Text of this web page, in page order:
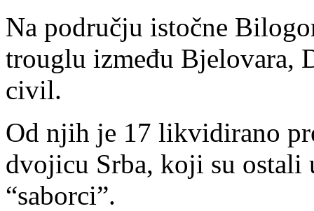
Na području istočne
trouglu između Bjelovara,
civil.
Od njih je 17 likvidirano
dvojicu Srba, koji su
“saborci”.